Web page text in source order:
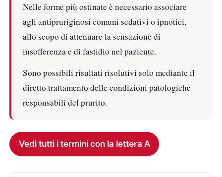
Nelle forme più ostinate è necessario associare
agli antipruriginosi comuni sedativi o ipnotici,
allo scopo di attenuare la sensazione di
insofferenza e di fastidio nel paziente.
Sono possibili risultati risolutivi solo mediante il
diretto trattamento delle condizioni patologiche
responsabili del prurito.
Vedi tutti i termini con la lettera A